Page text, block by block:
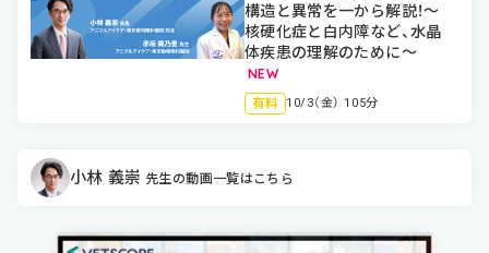
構造と異常を一から解説！〜
核硬化症と白内障など、水晶
体疾患の理解のために〜
有料 10/3（金） 105分
小林 義崇 先生の動画一覧はこちら